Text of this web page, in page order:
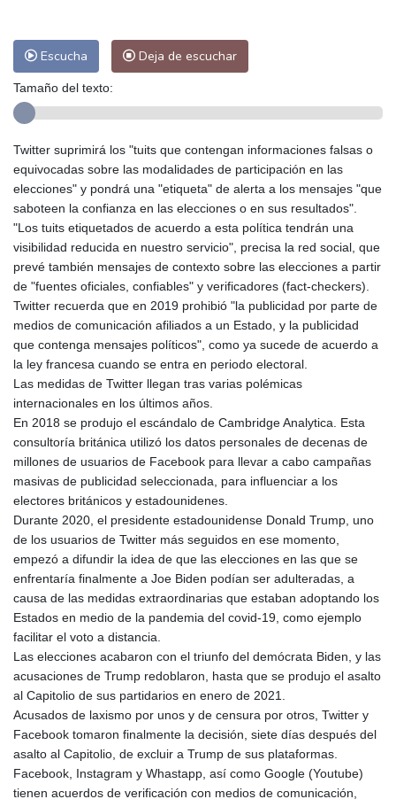
Escucha Deja de escuchar
Tamaño del texto:
Twitter suprimirá los "tuits que contengan informaciones falsas o
equivocadas sobre las modalidades de participación en las
elecciones" y pondrá una "etiqueta" de alerta a los mensajes "que
saboteen la confianza en las elecciones o en sus resultados".
"Los tuits etiquetados de acuerdo a esta política tendrán una
visibilidad reducida en nuestro servicio", precisa la red social, que
prevé también mensajes de contexto sobre las elecciones a partir
de "fuentes oficiales, confiables" y verificadores (fact-checkers).
Twitter recuerda que en 2019 prohibió "la publicidad por parte de
medios de comunicación afiliados a un Estado, y la publicidad
que contenga mensajes políticos", como ya sucede de acuerdo a
la ley francesa cuando se entra en periodo electoral.
Las medidas de Twitter llegan tras varias polémicas
internacionales en los últimos años.
En 2018 se produjo el escándalo de Cambridge Analytica. Esta
consultoría británica utilizó los datos personales de decenas de
millones de usuarios de Facebook para llevar a cabo campañas
masivas de publicidad seleccionada, para influenciar a los
electores británicos y estadounidenes.
Durante 2020, el presidente estadounidense Donald Trump, uno
de los usuarios de Twitter más seguidos en ese momento,
empezó a difundir la idea de que las elecciones en las que se
enfrentaría finalmente a Joe Biden podían ser adulteradas, a
causa de las medidas extraordinarias que estaban adoptando los
Estados en medio de la pandemia del covid-19, como ejemplo
facilitar el voto a distancia.
Las elecciones acabaron con el triunfo del demócrata Biden, y las
acusaciones de Trump redoblaron, hasta que se produjo el asalto
al Capitolio de sus partidarios en enero de 2021.
Acusados de laxismo por unos y de censura por otros, Twitter y
Facebook tomaron finalmente la decisión, siete días después del
asalto al Capitolio, de excluir a Trump de sus plataformas.
Facebook, Instagram y Whastapp, así como Google (Youtube)
tienen acuerdos de verificación con medios de comunicación,